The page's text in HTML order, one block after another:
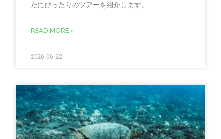
たにぴったりのツアーを紹介します。
READ MORE »
2026-06-22